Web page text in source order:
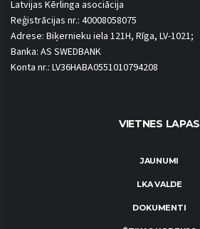
Latvijas Kērlinga asociācija
Reģistrācijas nr.: 40008058075
Adrese: Biķernieku iela 121H, Rīga, LV-1021;
Banka: AS SWEDBANK
Konta nr.: LV36HABA0551010794208
VIETNES LAPAS
JAUNUMI
LKA VALDE
DOKUMENTI